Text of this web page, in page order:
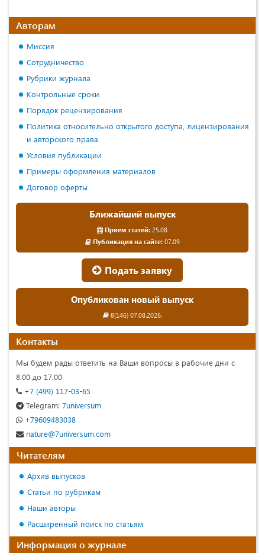
Авторам
Миссия
Сотрудничество
Рубрики журнала
Контрольные сроки
Порядок рецензирования
Политика относительно открытого доступа, лицензирования
и авторского права
Условия публикации
Примеры оформления материалов
Договор оферты
Ближайший выпуск
Прием статей: 25.08
Публикация на сайте:07.09
Подать заявку
Опубликован новый выпуск
8(146) 07.08.2026.
Контакты
Мы будем рады ответить на Ваши вопросы в рабочие дни с
8.00 до 17.00
+7 (499) 117-03-65
Telegram: 7universum
+79609483038
nature@7universum.com
Читателям
Архив выпусков
Статьи по рубрикам
Наши авторы
Расширенный поиск по статьям
Информация о журнале